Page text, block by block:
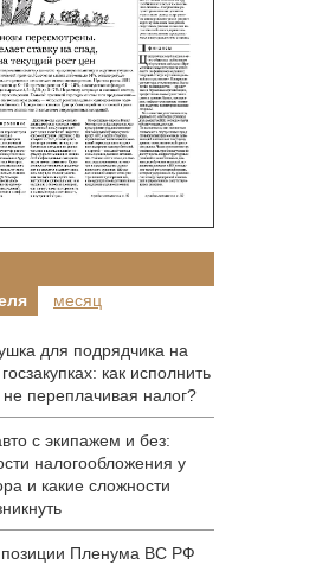
месяц
для подрядчика на
как исполнить
не переплачивая налог?
с экипажем и без:
налогообложения у
и какие сложности
Пленума ВС РФ